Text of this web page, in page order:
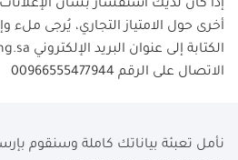
إذا كان لديك استفسار بشأن
أخرى حول الامتياز التجاري، يُرجى ملء
الكتابة إلى عنوان البريد الإلكتروني
الاتصال على الرقم 00966555477944
نأمل تعبئة بياناتك كاملة وسنقوم